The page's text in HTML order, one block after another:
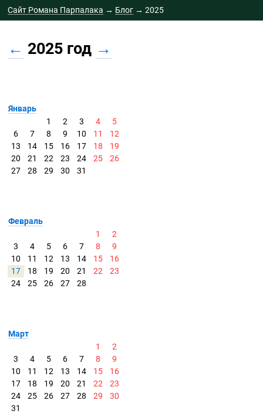
Сайт Романа Парпалака → Блог →2025
← 2025 год →
Январь
1
2 3 4
5
6
7 8 9 10 11
12
13
14 15 16 17 18
19
20
21 22 23 24 25
26
27
28 29 30 31
Февраль
1
2
3
4 5 6 7 8
9
10
11 12 13 14 15
16
17
18 19 20 21 22
23
24
25 26 27 28
Март
1
2
3
4 5 6 7 8
9
10
11 12 13 14 15
16
17
18 19 20 21 22
23
24
25 26 27 28 29
30
31